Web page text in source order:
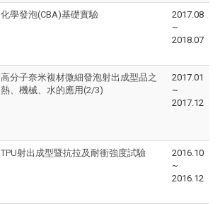
化學發泡(CBA)基礎實驗
2017.08
~
2018.07
高分子奈米複材微細發泡射出成型品之
熱、機械、水的應用(2/3)
2017.01
~
2017.12
TPU射出成型暨抗拉及耐衝強度試驗
2016.10
~
2016.12